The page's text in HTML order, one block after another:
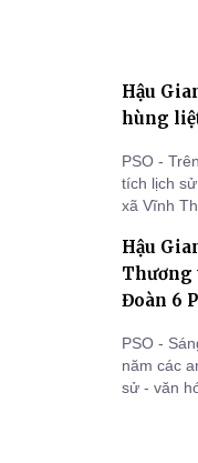
Hậu
hùng
PSO -
tích lịch
xã Vĩnh
(29/12/
Hậu
Thương
Đoàn 6
PSO -
năm các
sử - văn